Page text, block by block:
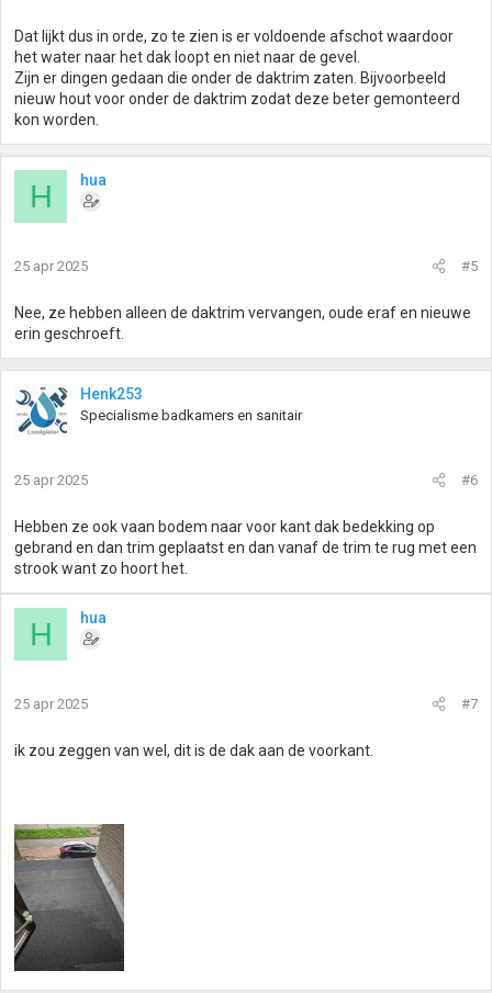
Dat lijkt dus in orde, zo te zien is er voldoende afschot waardoor
het water naar het dak loopt en niet naar de gevel.
Zijn er dingen gedaan die onder de daktrim zaten. Bijvoorbeeld
nieuw hout voor onder de daktrim zodat deze beter gemonteerd
kon worden.
H hua
25 apr 2025 #5
Nee, ze hebben alleen de daktrim vervangen, oude eraf en nieuwe
erin geschroeft.
Henk253
Specialisme badkamers en sanitair
25 apr 2025 #6
Hebben ze ook vaan bodem naar voor kant dak bedekking op
gebrand en dan trim geplaatst en dan vanaf de trim te rug met een
strook want zo hoort het.
H hua
25 apr 2025 #7
ik zou zeggen van wel, dit is de dak aan de voorkant.